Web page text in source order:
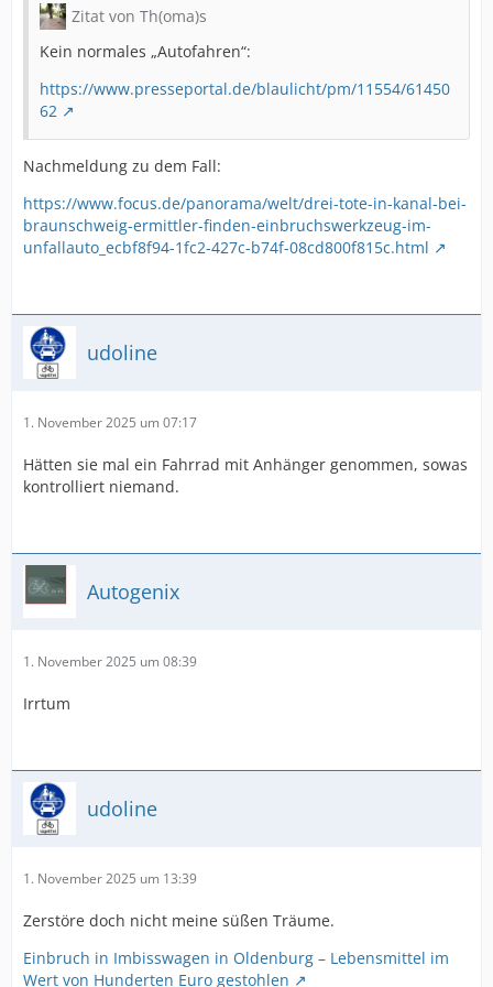
Zitat von Th(oma)s
Kein normales „Autofahren“:
https://www.presseportal.de/blaulicht/pm/11554/61450
62
Nachmeldung zu dem Fall:
https://www.focus.de/panorama/welt/drei-tote-in-kanal-bei-
braunschweig-ermittler-finden-einbruchswerkzeug-im-
unfallauto_ecbf8f94-1fc2-427c-b74f-08cd800f815c.html
udoline
1. November 2025 um 07:17
Hätten sie mal ein Fahrrad mit Anhänger genommen, sowas
kontrolliert niemand.
Autogenix
1. November 2025 um 08:39
Irrtum
udoline
1. November 2025 um 13:39
Zerstöre doch nicht meine süßen Träume.
Einbruch in Imbisswagen in Oldenburg – Lebensmittel im
Wert von Hunderten Euro gestohlen